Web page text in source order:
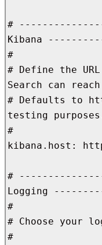
#
Kibana
#
# Define the
Search can
# Defaults to
testing
#
kibana.host:
#
Logging
#
# Choose your
#